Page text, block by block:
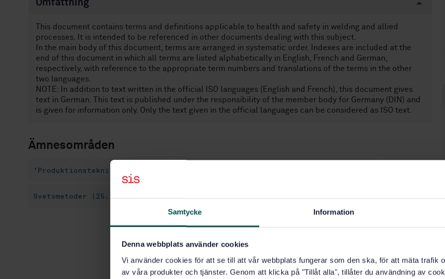
Samtycke Information
Denna webbplats använder cookies
Vi använder cookies för att se till att vår webbplats fungerar som den ska, för att mäta trafik
av våra produkter och tjänster. Genom att klicka på "Tillåt alla", tillåter du användning av
Omfattning
This document contains terms and definitions applicable to health and safety in welding and allied
processes. It is intended to be referenced in other documents dealing with this subject.
In the main body of this document, terms are arranged in systematic order. Indexes are included at the
end of this document in which all terms are listed alphabetically in English, French and German,
respectively, with reference to the appropriate term numbers and translations of the terms in the other
two languages.
NOTE: In addition to text written in the official ISO languages (English and French), this document gives
text in German. This text is published under the responsibility of the member body for Germany (DIN) and
is given for information only. Only the text given in the official languages can be considered as ISO text.
Ämnesområden
'Produktionsteknik (01.040.25)
Svetsmetoder (25.160.10)